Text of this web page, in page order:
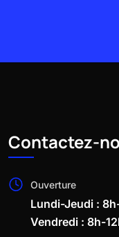
Contactez-
Ouverture
Lundi-Jeudi :
Vendredi : 8h-